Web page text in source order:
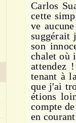
Carlos
cette
ve
suggé­rait
son
chalet où
attendez
tenant à
que j'ai
étions
compte
en